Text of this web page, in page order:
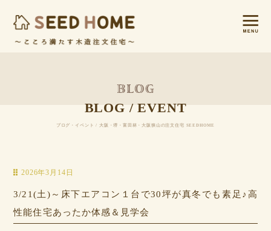
BLOG / EVENT
ブログ・イベント / 大阪・堺・富田林・大阪狭山の注文住宅 SEEDHOME
2026年3月14日
3/21(土)～床下エアコン１台で30坪が真冬でも素足♪高
性能住宅あったか体感＆見学会